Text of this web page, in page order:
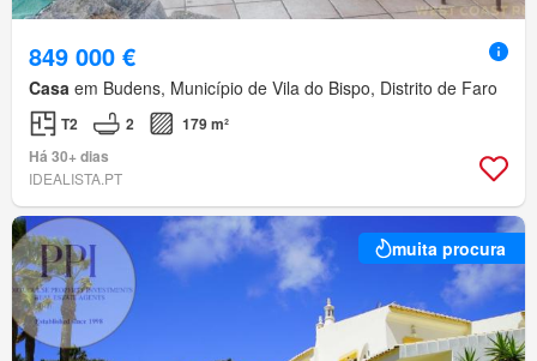
849 000 €
Casa em Budens, Município de Vila do Bispo, Distrito de Faro
T2 2
179 m²
Há 30+ dias
IDEALISTA.PT
muita procura